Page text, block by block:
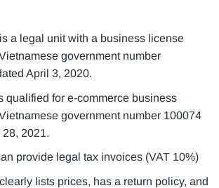
a legal unit with a business license
government number
April 3, 2020.
qualified for e-commerce business
government number 100074
2021.
provide legal tax invoices (VAT 10%)
lists prices, has a return policy, and